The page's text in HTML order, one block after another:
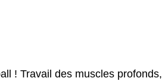
! Travail des muscles